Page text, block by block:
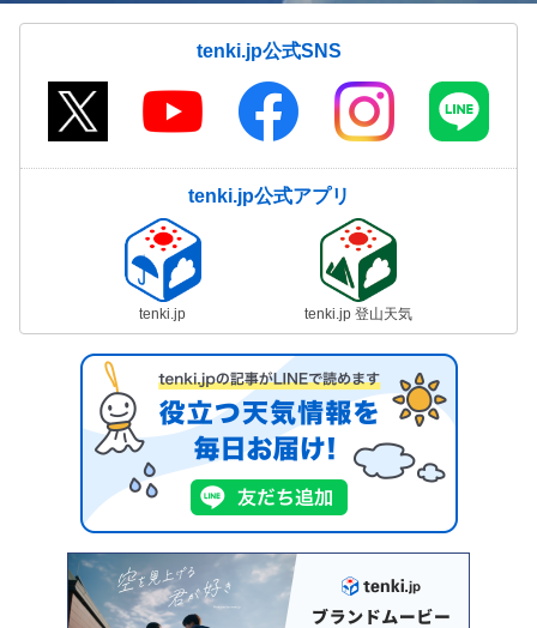
tenki.jp公式SNS
tenki.jp公式アプリ
tenki.jp tenki.jp 登山天気